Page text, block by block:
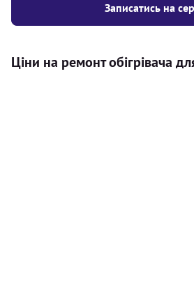
Записатись на
Ціни на ремонт обігрівача